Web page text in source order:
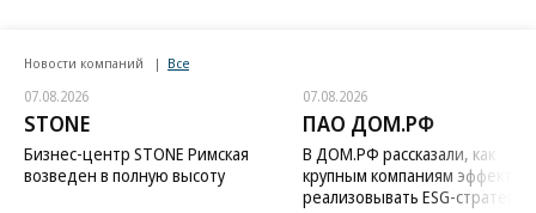
Новости компаний Все
07.08.2026
STONE
Бизнес-центр STONE Римская
возведен в полную высоту
07.08.2026
ПАО ДОМ.РФ
В ДОМ.РФ рассказали, как
крупным компаниям
реализовывать ESG-стратегию